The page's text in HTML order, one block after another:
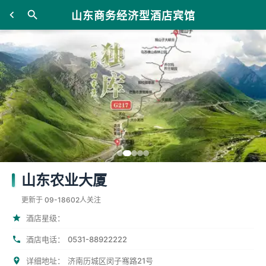
山东商务经济型酒店宾馆
山东农业大厦
更新于 09-18602人关注
酒店星级：
酒店电话： 0531-88922222
详细地址： 济南历城区闵子骞路21号